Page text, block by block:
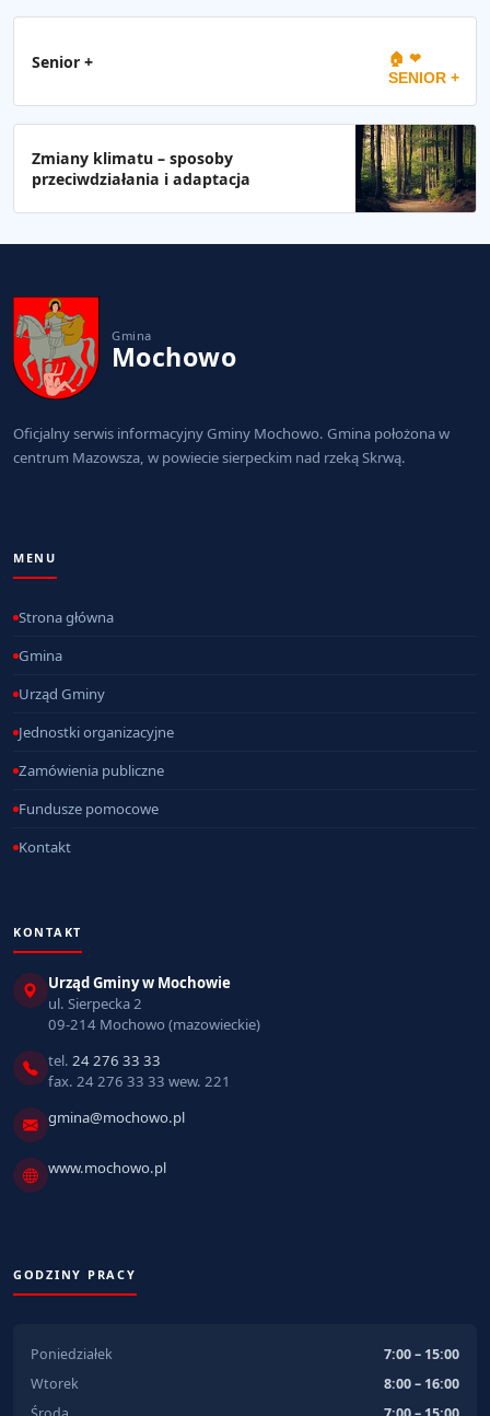
Senior + 🏠 ❤
SENIOR +
Zmiany klimatu – sposoby
przeciwdziałania i adaptacja
Gmina
Mochowo
Oficjalny serwis informacyjny Gminy Mochowo. Gmina położona w
centrum Mazowsza, w powiecie sierpeckim nad rzeką Skrwą.
MENU
Strona główna
Gmina
Urząd Gminy
Jednostki organizacyjne
Zamówienia publiczne
Fundusze pomocowe
Kontakt
KONTAKT
Urząd Gminy w Mochowie
ul. Sierpecka 2
09-214 Mochowo (mazowieckie)
tel. 24 276 33 33
fax. 24 276 33 33 wew. 221
gmina@mochowo.pl
www.mochowo.pl
GODZINY PRACY
Poniedziałek
7:00 – 15:00
Wtorek
8:00 – 16:00